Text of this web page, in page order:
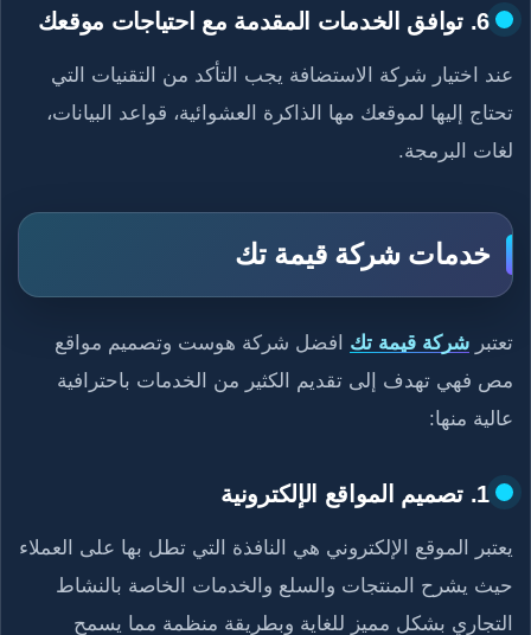
6. توافق الخدمات المقدمة مع احتياجات موقعك
عند اختيار شركة الاستضافة يجب التأكد من التقنيات التي
تحتاج إليها لموقعك مها الذاكرة العشوائية، قواعد البيانات،
لغات البرمجة.
خدمات شركة قيمة تك
تعتبر شركة قيمة تك افضل شركة هوست وتصميم مواقع
مص فهي تهدف إلى تقديم الكثير من الخدمات باحترافية
عالية منها:
1. تصميم المواقع الإلكترونية
يعتبر الموقع الإلكتروني هي النافذة التي تطل بها على العملاء
حيث يشرح المنتجات والسلع والخدمات الخاصة بالنشاط
التجاري بشكل مميز للغاية وبطريقة منظمة مما يسمح